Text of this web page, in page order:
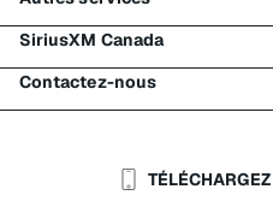
Mon abonnement
Essai gratuit de SiriusXM
Magasiner
Connexion
Enregistrement
Effectuer un paiement
Transfert de service
Traffic et Travel
Entreprises
SiriusXM Canada
À propos de SiriusXM
Contactez-nous
Aide et soutien